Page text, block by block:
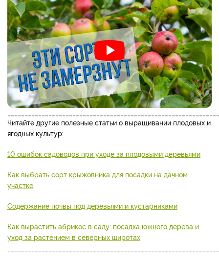
Читайте другие полезные статьи о выращивании плодовых и
ягодных культур:
10 ошибок садоводов при уходе за плодовыми деревьями
Как выбрать сорт крыжовника для посадки на дачном
участке
Содержание почвы под деревьями и кустарниками
Как вырастить абрикос в саду: посадка южного дерева и
уход за растением в северных широтах